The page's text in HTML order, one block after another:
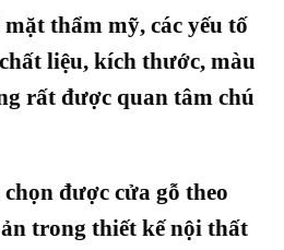
đối nhau với cửa sổ
PHỐI MIỀN NAM
mặt thẩm mỹ, các yếu tố
liệu, kích thước, màu
rất được quan tâm chú
được cửa gỗ theo
trong thiết kế nội thất